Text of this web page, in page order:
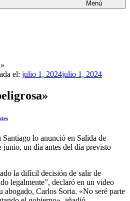
Menú
el: julio 1, 2024julio 1, 2024
lo anunció en Salida de
junio, un día antes del día previsto
la difícil decisión de salir de
legalmente”, declaró en un video
Carlos Soria. «No seré parte